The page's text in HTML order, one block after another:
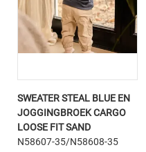
SWEATER STEAL BLUE EN
JOGGINGBROEK CARGO
LOOSE FIT SAND
N58607-35/N58608-35